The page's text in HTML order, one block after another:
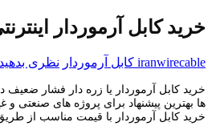
خرید کابل آرموردار
iranwirecable کابل آرموردار نظری بدهید
ها بهترین پیشنهاد برای پروژه های صنعتی
خرید کابل آرموردار با قیمت مناسب از